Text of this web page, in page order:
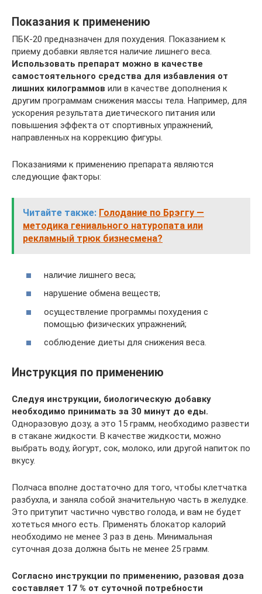
Показания к применению
ПБК-20 предназначен для похудения. Показанием к
приему добавки является наличие лишнего веса.
Использовать препарат можно в качестве
самостоятельного средства для избавления от
лишних килограммов или в качестве дополнения к
другим программам снижения массы тела. Например, для
ускорения результата диетического питания или
повышения эффекта от спортивных упражнений,
направленных на коррекцию фигуры.
Показаниями к применению препарата являются
следующие факторы:
Читайте также: Голодание по Брэггу —
методика гениального натуропата или
рекламный трюк бизнесмена?
наличие лишнего веса;
нарушение обмена веществ;
осуществление программы похудения с
помощью физических упражнений;
соблюдение диеты для снижения веса.
Инструкция по применению
Следуя инструкции, биологическую добавку
необходимо принимать за 30 минут до еды.
Одноразовую дозу, а это 15 грамм, необходимо развести
в стакане жидкости. В качестве жидкости, можно
выбрать воду, йогурт, сок, молоко, или другой напиток по
вкусу.
Полчаса вполне достаточно для того, чтобы клетчатка
разбухла, и заняла собой значительную часть в желудке.
Это притупит частично чувство голода, и вам не будет
хотеться много есть. Применять блокатор калорий
необходимо не менее 3 раз в день. Минимальная
суточная доза должна быть не менее 25 грамм.
Согласно инструкции по применению, разовая доза
составляет 17 % от суточной потребности